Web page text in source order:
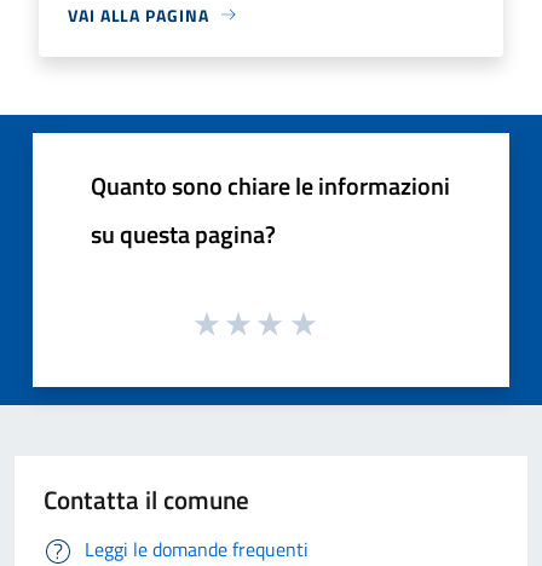
VAI ALLA PAGINA
Quanto sono chiare le informazioni
su questa pagina?
Contatta il comune
Leggi le domande frequenti